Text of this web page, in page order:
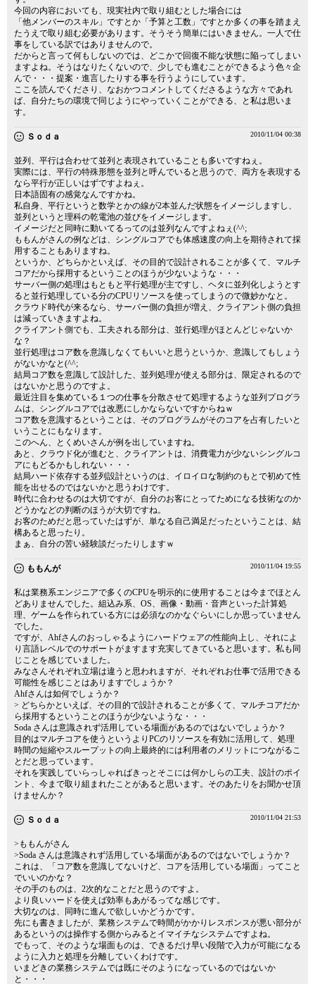
今回の内容においても、現実社内で取り組むとした場合には
「他メンバーのスキル」ですとか「予算と工数」ですとか多くの事を踏まえ
たうえで取り組む必要があります。そうそう簡単にはいきません。一人で仕
事をしている訳ではありませんので。
だからと言って何もしないのでは、どこかで回復不能な状態に陥ってしまい
ますよね。そうはなりたくないので、少しでも進むことができるよう色々企
んで・・・提案・進言したりする事を行うようにしています。
ここを読んでくださり、なおかつコメントしてくださるような方々であれ
ば、自分たちの環境で同じようにやっていくことができる、と私は思いま
す。
Ｓｏｄａ 2010/11/04 00:38
並列、平行は合わせて並列と表現されていることも多いですねぇ。
実際には、平行の特殊形態を並列と呼んでいると思うので、両方を表現する
なら平行が正しいはずですよねぇ。
日本語固有の感覚なんですかね。
私自身、平行というと数学とかの線が2本並んだ状態をイメージしますし、
並列というと理科の乾電池の並びをイメージします。
イメージだと同時に動いてるってのは並列なんですよねぇ(^^;
ももんがさんの例などは、シングルコアでも体感速度の向上を期待されて採
用することもありますね。
というか、どちらかといえば、その目的で設計されることが多くて、マルチ
コアだから採用するということのほうが少ないような・・・
サーバー側の処理はもともと平行処理が主ですし、ヘタに並列化しようとす
ると並行処理している分のCPUリソースを使ってしまうので微妙かなと。
クラウド時代が来るなら、サーバー側の負担が増え、クライアント側の負担
は減っていきますよね。
クライアント側でも、工夫される部分は、並行処理がほとんどじゃないか
な？
並行処理はコア数を意識しなくてもいいと思うというか、意識してもしょう
がないかなと(^^;
結局コア数を意識して設計した、並列処理が使える部分は、限定されるので
はないかと思うのですよ。
最近注目を集めている１つの仕事を分散させて処理するような並列プログラ
ムは、シングルコアでは改悪にしかならないですからねｗ
コア数を意識するということは、そのプログラムがそのコアを占有したいと
いうことにもなります。
このへん、とくめいさんが例を出していますね。
あと、クラウド化が進むと、クライアントは、消費電力が少ないシングルコ
アにもどるかもしれない・・・
結局ハード依存する並列設計というのは、イロイロな制約のもとで初めて性
能を出せるのではないかと思うわけです。
時代に合わせるのは大切ですが、自分のお客にとってためになる技術なのか
どうかなどの判断のほうが大切ですね。
お客のためだと思っていたはずが、単なる自己満足だったということは、結
構あると思ったり。
まぁ、自分の苦い経験談だったりしますｗ
ももんが 2010/11/04 19:55
私は業務系エンジニアで多くのCPUを明示的に使用することは今までほとん
どありませんでした。組込み系、OS、画像・動画・音声といった計算処
理、ゲームを作られている方には必須なのかなぐらいにしか思っていません
でした。
ですが、Ahfさんのおっしゃるようにハードウェアの性能向上し、それによ
り言語レベルでのサポートがますます充実してきていると思います。私も同
じことを感じていました。
みなさんそれぞれ立場は違うと思われますが、それぞれお仕事で活用できる
可能性を感じことはありますでしょうか？
Ahfさんは如何でしょうか？
> どちらかといえば、その目的で設計されることが多くて、マルチコアだか
ら採用するということのほうが少ないような・・・
Soda さんは意識されず活用している場面があるのではないでしょうか？
目的はマルチコアを使うというよりPCのリソースを有効に活用して、処理
時間の短縮やスループットの向上最終的には利用者のメリットにつながるこ
とだと思っています。
それを実践していらっしゃればきっとそこには何かしらの工夫、設計のポイ
ント、今まで取り組まれたことがあると思います。そのあたりをお聞かせ頂
けませんか？
Ｓｏｄａ 2010/11/04 21:53
>ももんがさん
>Soda さんは意識されず活用している場面があるのではないでしょうか？
これは、「コア数を意識してないけど、コアを活用している場面」ってこと
でいいのかな？
その手のものは、2次的なことだと思うのですよ。
より良いハードを使えば効率もあがるってな感じです。
大切なのは、同時に進んで欲しいかどうかです。
先にも書きましたが、業務システムで時間がかかりレスポンスが悪い部分が
あるというのは操作する側からみるとイマイチなシステムですよね。
でもって、そのような場面ものは、できるだけ早い段階で入力が可能になる
ように入力と処理を分離していくわけです。
いまどきの業務システムでは既にそのようになっているのではないか
と・・・